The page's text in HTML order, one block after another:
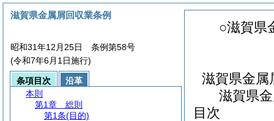
○滋賀県
滋賀県金
滋賀県
目次
滋賀県金属屑回収業条例
昭和31年12月25日 条例第58号
(令和7年6月1日施行)
条項目次
沿革
本則
第1章
総則
第1条(目的)